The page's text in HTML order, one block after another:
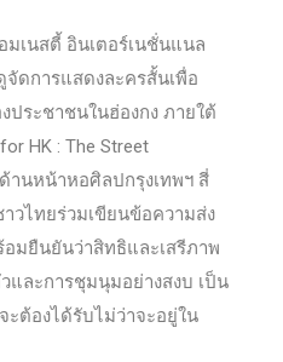
มเนสตี้ อินเตอร์เนชั่นแนล
ดการแสดงละครสั้นเพื่อ
ประชาชนในฮ่องกง ภายใต้
HK : The Street
านหน้าหอศิลปกรุงเทพฯ สี่
วไทยร่วมเขียนข้อความส่ง
อมยืนยันว่าสิทธิและเสรีภาพ
และการชุมนุมอย่างสงบ เป็น
ต้องได้รับไม่ว่าจะอยู่ใน